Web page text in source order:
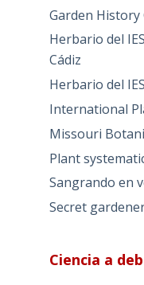
Garden History
Herbario del
Cádiz
Herbario del
International
Missouri
Plant
Sangrando en
Secret
Ciencia a